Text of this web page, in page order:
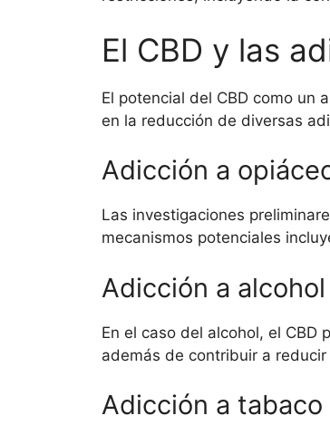
El CBD y las
El potencial del CBD como un
en la reducción de diversas
Adicción a
Las investigaciones
mecanismos potenciales
Adicción a alcohol
En el caso del alcohol, el
además de contribuir a
Adicción a